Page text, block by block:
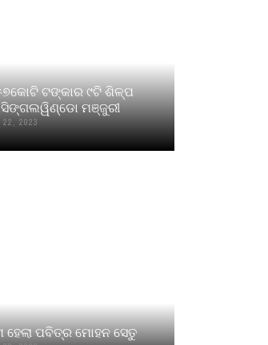
ଟଙ୍କାର ୯ଟି ଶିଳ୍ପ
ମଞ୍ଜୁରୀ
22, 2023
ହେଲା ପବିତ୍ର ମୋହନ ସେତୁ